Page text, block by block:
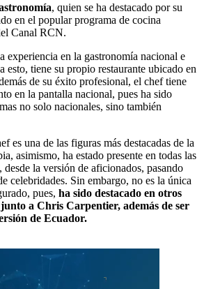
, quien se ha destacado por su
en el popular programa de cocina
Canal RCN.
experiencia en la gastronomía nacional e
esto, tiene su propio restaurante ubicado en
de su éxito profesional, el chef tiene
en la pantalla nacional, pues ha sido
no solo nacionales, sino también
es una de las figuras más destacadas de la
asimismo, ha estado presente en todas las
la versión de aficionados, pasando
celebridades. Sin embargo, no es la única
pues, ha sido destacado en otros
a Chris Carpentier, además de ser
de Ecuador.